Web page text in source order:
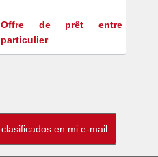
Offre de prêt entre
particulier